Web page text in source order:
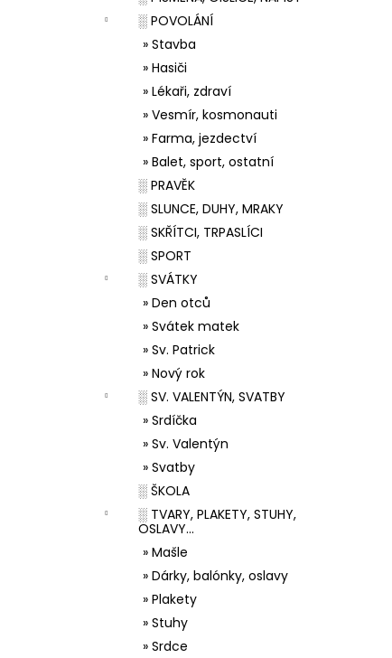
░ POVOLÁNÍ
» Stavba
» Hasiči
» Lékaři, zdraví
» Vesmír, kosmonauti
» Farma, jezdectví
» Balet, sport, ostatní
░ PRAVĚK
░ SLUNCE, DUHY, MRAKY
░ SKŘÍTCI, TRPASLÍCI
░ SPORT
░ SVÁTKY
» Den otců
» Svátek matek
» Sv. Patrick
» Nový rok
░ SV. VALENTÝN, SVATBY
» Srdíčka
» Sv. Valentýn
» Svatby
░ ŠKOLA
░ TVARY, PLAKETY, STUHY,
OSLAVY...
» Mašle
» Dárky, balónky, oslavy
» Plakety
» Stuhy
» Srdce